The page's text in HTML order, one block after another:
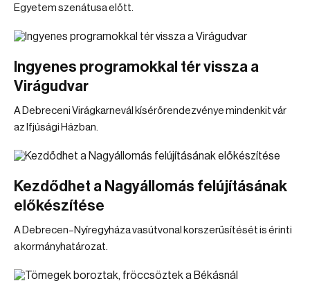
Egyetem szenátusa előtt.
Ingyenes programokkal tér vissza a
Virágudvar
A Debreceni Virágkarnevál kísérőrendezvénye mindenkit vár
az Ifjúsági Házban.
Kezdődhet a Nagyállomás felújításának
előkészítése
A Debrecen–Nyíregyháza vasútvonal korszerűsítését is érinti
a kormányhatározat.